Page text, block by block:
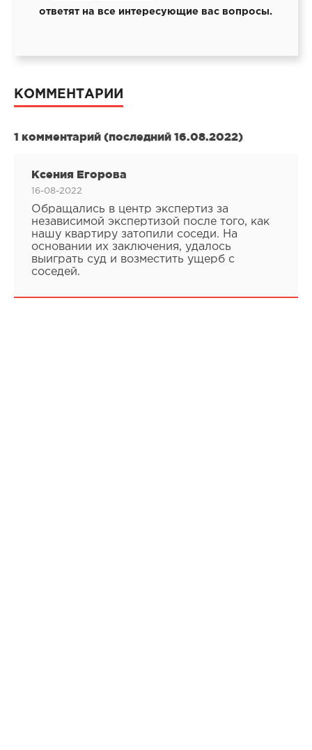
ответят на все интересующие вас вопросы.
КОММЕНТАРИИ
1 комментарий (последний 16.08.2022)
Ксения Егорова
16-08-2022
Обращались в центр экспертиз за
независимой экспертизой после того, как
нашу квартиру затопили соседи. На
основании их заключения, удалось
выиграть суд и возместить ущерб с
соседей.